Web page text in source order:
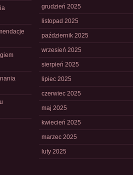
grudzień 2025
listopad 2025
październik 2025
wrzesień 2025
sierpień 2025
lipiec 2025
czerwiec 2025
maj 2025
kwiecień 2025
marzec 2025
luty 2025